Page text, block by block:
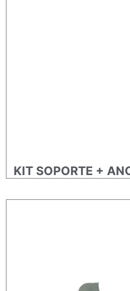
KIT SOPORTE +